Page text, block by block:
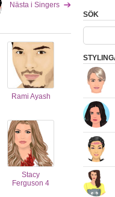
Nästa i Singers
Rami Ayash
Stacy
Ferguson 4
SÖK